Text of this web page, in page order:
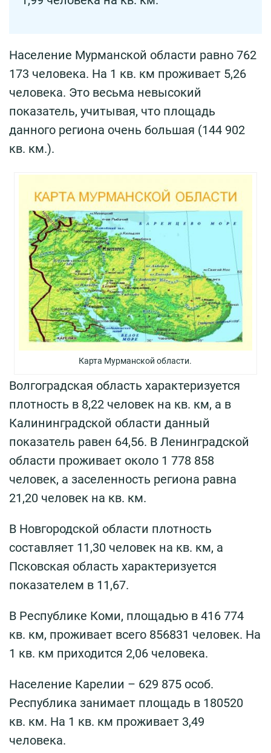
Население Мурманской области равно 762
173 человека. На 1 кв. км проживает 5,26
человека. Это весьма невысокий
показатель, учитывая, что площадь
данного региона очень большая (144 902
кв. км.).
Карта Мурманской области.
Волгоградская область характеризуется
плотность в 8,22 человек на кв. км, а в
Калининградской области данный
показатель равен 64,56. В Ленинградской
области проживает около 1 778 858
человек, а заселенность региона равна
21,20 человек на кв. км.
В Новгородской области плотность
составляет 11,30 человек на кв. км, а
Псковская область характеризуется
показателем в 11,67.
В Республике Коми, площадью в 416 774
кв. км, проживает всего 856831 человек. На
1 кв. км приходится 2,06 человека.
Население Карелии – 629 875 особ.
Республика занимает площадь в 180520
кв. км. На 1 кв. км проживает 3,49
человека.